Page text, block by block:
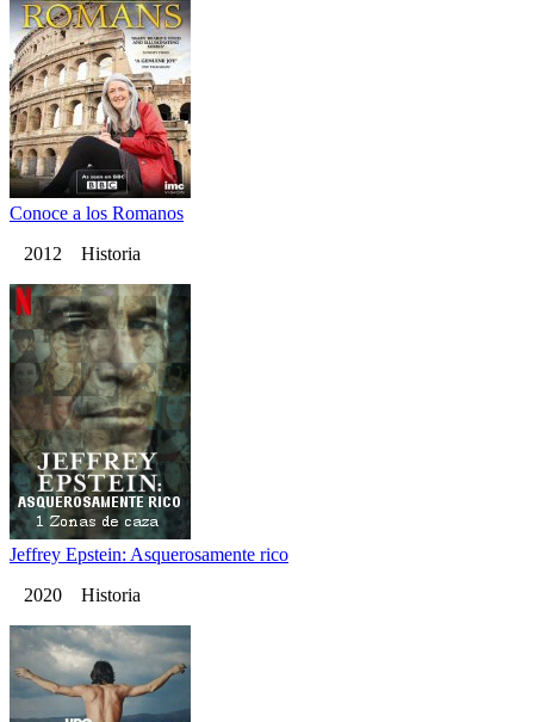
Conoce a los Romanos
2012 Historia
Jeffrey Epstein: Asquerosamente rico
2020 Historia